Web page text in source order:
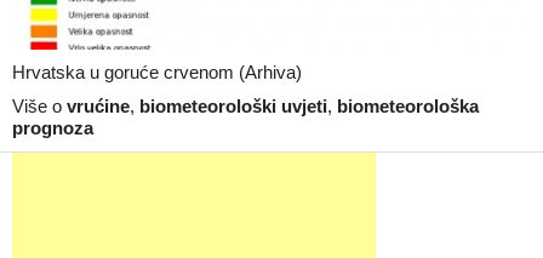
Hrvatska u goruće crvenom (Arhiva)
Više o vrućine, biometeorološki uvjeti, biometeorološka
prognoza